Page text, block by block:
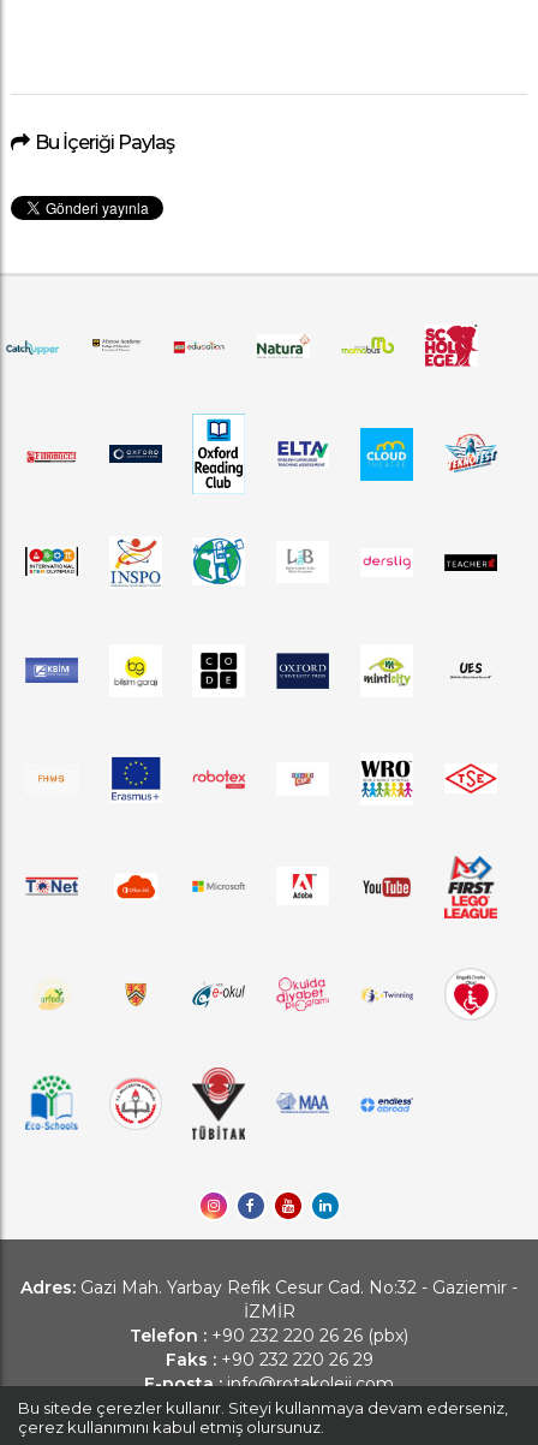
Bu İçeriği Paylaş
Adres: Gazi Mah. Yarbay Refik Cesur Cad. No:32 - Gaziemir -
İZMİR
Telefon : +90 232 220 26 26 (pbx)
Faks :+90 232 220 26 29
E-posta :info@rotakoleji.com
Bu sitede çerezler kullanır. Siteyi kullanmaya devam ederseniz,
çerez kullanımını kabul etmiş olursunuz.